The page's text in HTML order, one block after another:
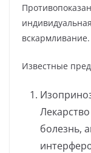
вскармливание.
Известные
болезнь,